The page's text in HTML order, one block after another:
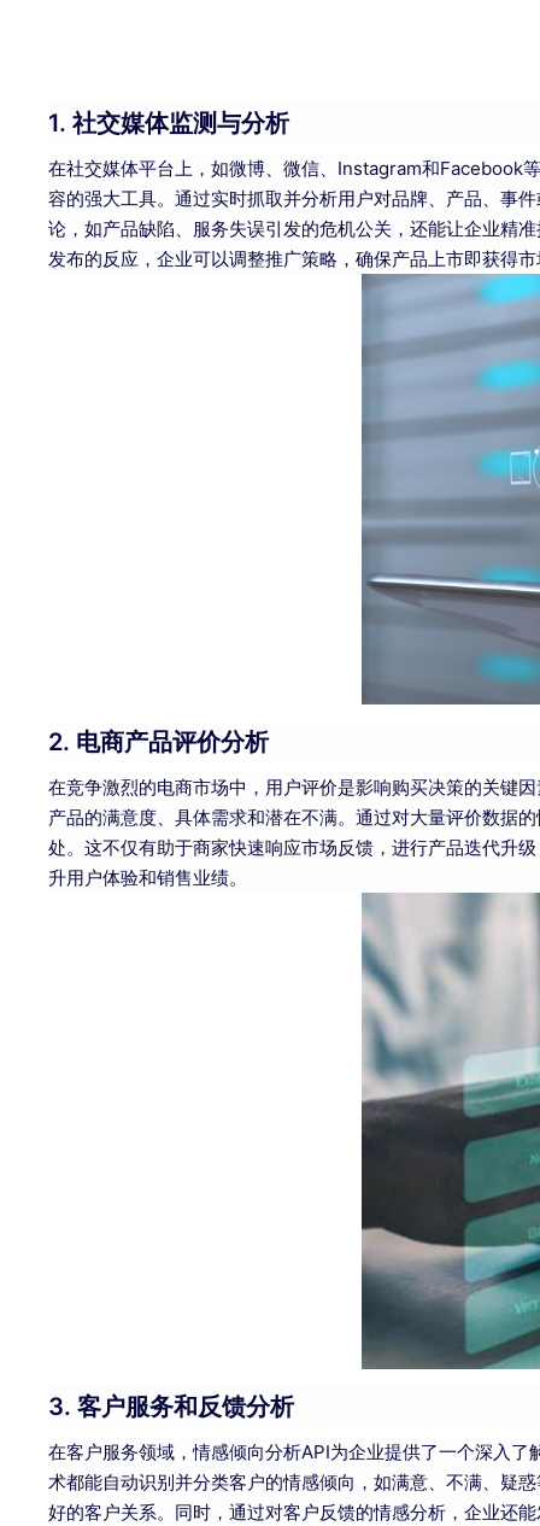
1. 社交媒体监测与分析
在社交媒体平台上，如微博、微信、Instagram和Facebook
容的强大工具。通过实时抓取并分析用户对品牌、产品、事
论，如产品缺陷、服务失误引发的危机公关，还能让企业精
发布的反应，企业可以调整推广策略，确保产品上市即获得
2. 电商产品评价分析
在竞争激烈的电商市场中，用户评价是影响购买决策的关键
产品的满意度、具体需求和潜在不满。通过对大量评价数据
处。这不仅有助于商家快速响应市场反馈，进行产品迭代升
升用户体验和销售业绩。
3. 客户服务和反馈分析
在客户服务领域，情感倾向分析API为企业提供了一个深入
术都能自动识别并分类客户的情感倾向，如满意、不满、疑
好的客户关系。同时，通过对客户反馈的情感分析，企业还